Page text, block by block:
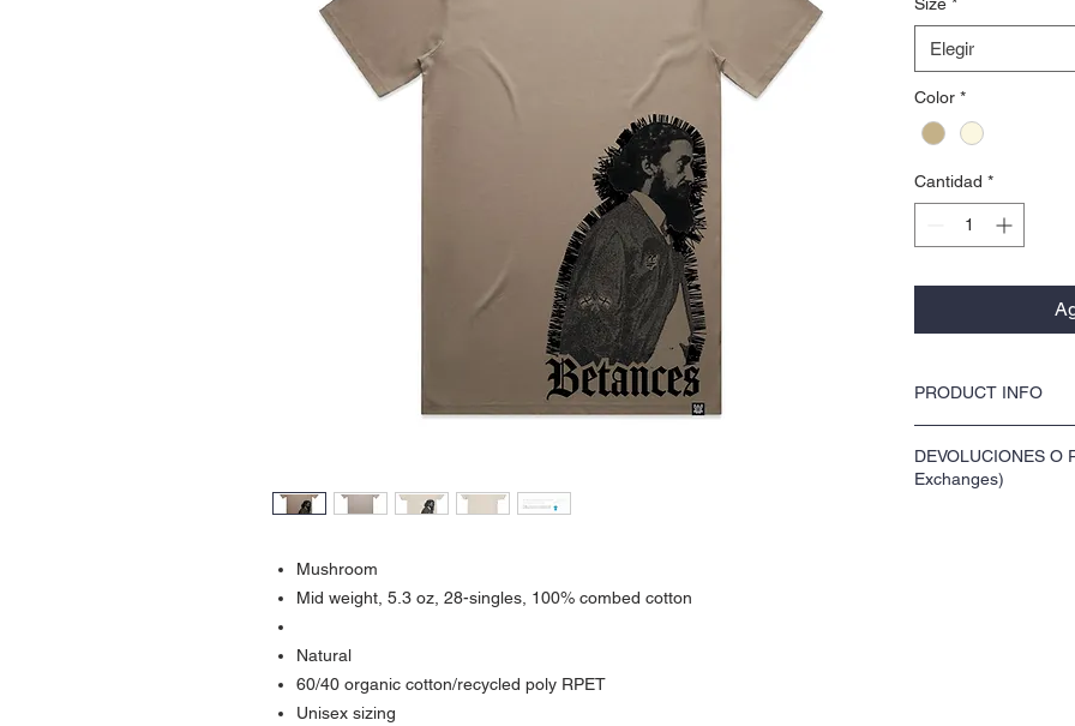
Mushroom
Mid weight, 5.3 oz, 28-singles, 100% combed cotton
Natural
60/40 organic cotton/recycled poly RPET
Unisex sizing
Elegir
Color *
Cantidad *
PRODUCT INFO
Camisas de
y poliéster. (Soft
DEVOLUCIONES O
Exchanges)